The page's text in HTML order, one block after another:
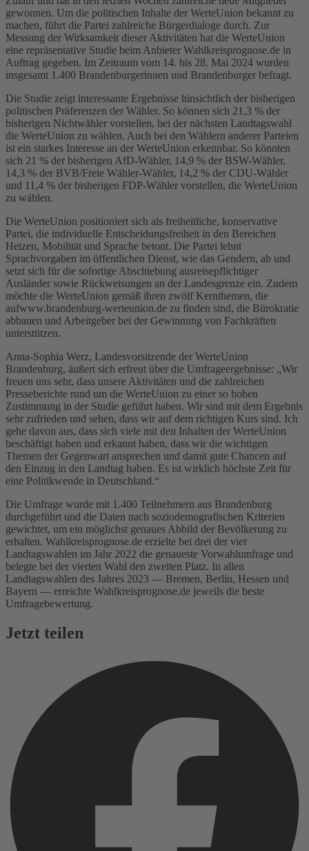
gewonnen. Um die politischen Inhalte der WerteUnion bekannt zu
machen, führt die Partei zahlreiche Bürgerdialoge durch. Zur
Messung der Wirksamkeit dieser Aktivitäten hat die WerteUnion
eine repräsentative Studie beim Anbieter Wahlkreisprognose.de in
Auftrag gegeben. Im Zeitraum vom 14. bis 28. Mai 2024 wurden
insgesamt 1.400 Brandenburgerinnen und Brandenburger befragt.
Die Studie zeigt interessante Ergebnisse hinsichtlich der bisherigen
politischen Präferenzen der Wähler. So können sich 21,3 % der
bisherigen Nichtwähler vorstellen, bei der nächsten Landtagswahl
die WerteUnion zu wählen. Auch bei den Wählern anderer Parteien
ist ein starkes Interesse an der WerteUnion erkennbar. So könnten
sich 21 % der bisherigen AfD-Wähler, 14,9 % der BSW-Wähler,
14,3 % der BVB/Freie Wähler-Wähler, 14,2 % der CDU-Wähler
und 11,4 % der bisherigen FDP-Wähler vorstellen, die WerteUnion
zu wählen.
Die WerteUnion positioniert sich als freiheitliche, konservative
Partei, die individuelle Entscheidungsfreiheit in den Bereichen
Heizen, Mobilität und Sprache betont. Die Partei lehnt
Sprachvorgaben im öffentlichen Dienst, wie das Gendern, ab und
setzt sich für die sofortige Abschiebung ausreisepflichtiger
Ausländer sowie Rückweisungen an der Landesgrenze ein. Zudem
möchte die WerteUnion gemäß ihren zwölf Kernthemen, die
aufwww.brandenburg-werteunion.de zu finden sind, die Bürokratie
abbauen und Arbeitgeber bei der Gewinnung von Fachkräften
unterstützen.
Anna-Sophia Werz, Landesvorsitzende der WerteUnion
Brandenburg, äußert sich erfreut über die Umfrageergebnisse: „Wir
freuen uns sehr, dass unsere Aktivitäten und die zahlreichen
Presseberichte rund um die WerteUnion zu einer so hohen
Zustimmung in der Studie geführt haben. Wir sind mit dem Ergebnis
sehr zufrieden und sehen, dass wir auf dem richtigen Kurs sind. Ich
gehe davon aus, dass sich viele mit den Inhalten der WerteUnion
beschäftigt haben und erkannt haben, dass wir die wichtigen
Themen der Gegenwart ansprechen und damit gute Chancen auf
den Einzug in den Landtag haben. Es ist wirklich höchste Zeit für
eine Politikwende in Deutschland.“
Die Umfrage wurde mit 1.400 Teilnehmern aus Brandenburg
durchgeführt und die Daten nach soziodemografischen Kriterien
gewichtet, um ein möglichst genaues Abbild der Bevölkerung zu
erhalten. Wahlkreisprognose.de erzielte bei drei der vier
Landtagswahlen im Jahr 2022 die genaueste Vorwahlumfrage und
belegte bei der vierten Wahl den zweiten Platz. In allen
Landtagswahlen des Jahres 2023 — Bremen, Berlin, Hessen und
Bayern — erreichte Wahlkreisprognose.de jeweils die beste
Umfragebewertung.
Jetzt teilen